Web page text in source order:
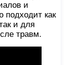
и
подходит как
и для
травм.